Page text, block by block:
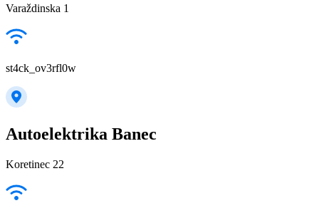
Varaždinska 1
st4ck_ov3rfl0w
Autoelektrika Banec
Koretinec 22